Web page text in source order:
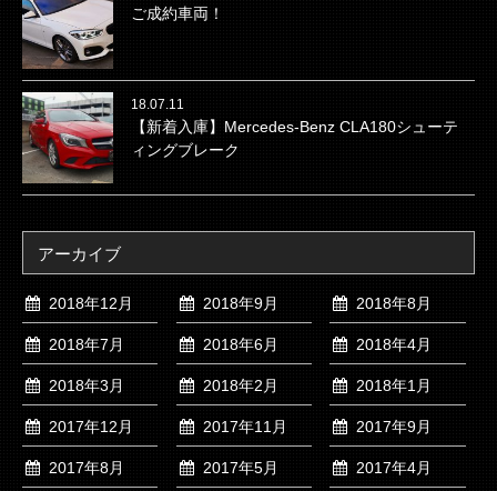
ご成約車両！
18.07.11
【新着入庫】Mercedes-Benz CLA180シューテ
ィングブレーク
アーカイブ
2018年12月 2018年9月 2018年8月
2018年7月 2018年6月 2018年4月
2018年3月 2018年2月 2018年1月
2017年12月 2017年11月 2017年9月
2017年8月 2017年5月 2017年4月